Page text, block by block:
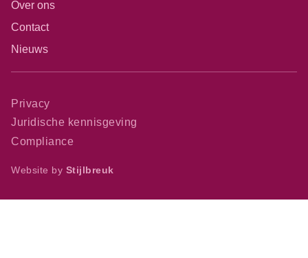
Over ons
Contact
Nieuws
Privacy
Juridische kennisgeving
Compliance
Website by Stijlbreuk